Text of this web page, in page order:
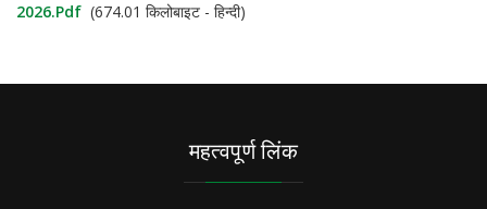
2026.pdf (674.01 किलोबाइट - हिन्दी)
महत्वपूर्ण लिंक